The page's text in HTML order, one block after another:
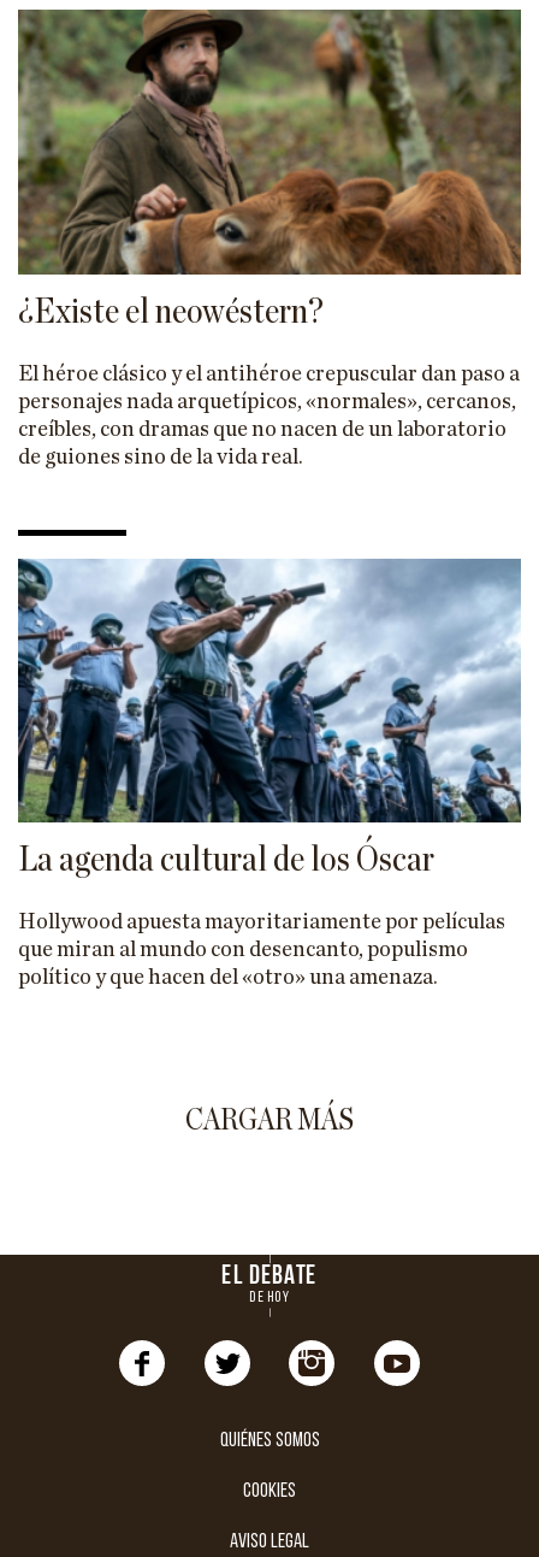
¿Existe el neowéstern?
El héroe clásico y el antihéroe crepuscular dan paso a
personajes nada arquetípicos, «normales», cercanos,
creíbles, con dramas que no nacen de un laboratorio
de guiones sino de la vida real.
La agenda cultural de los Óscar
Hollywood apuesta mayoritariamente por películas
que miran al mundo con desencanto, populismo
político y que hacen del «otro» una amenaza.
CARGAR MÁS
EL DEBATE
DE HOY
Quiénes somos
cookies
aviso legal